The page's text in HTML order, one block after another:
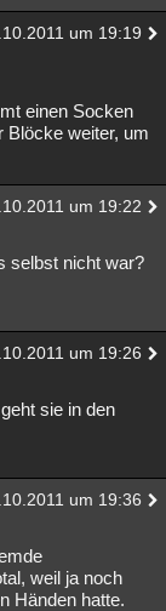
um 19:19
einen Socken
Blöcke weiter, um
um 19:22
selbst nicht war?
um 19:26
sie in den
um 19:36
weil ja noch
Händen hatte.